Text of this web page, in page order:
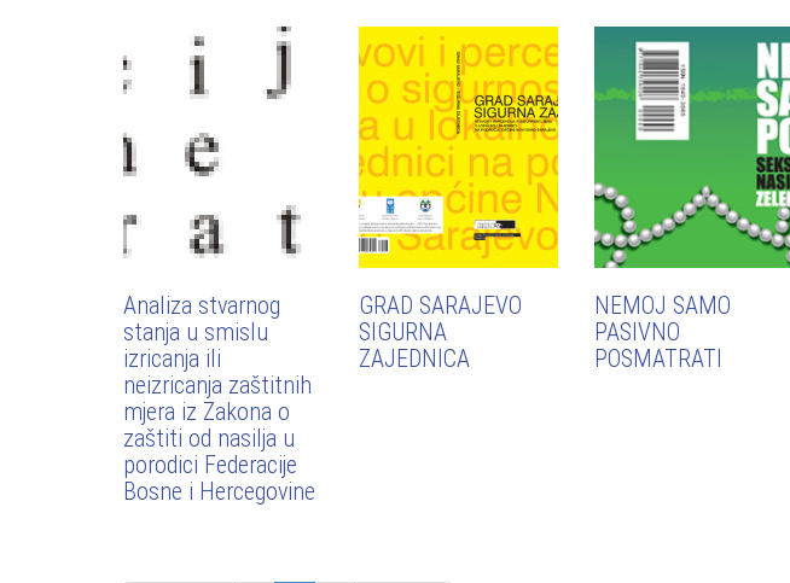
Analiza stvarnog
stanja u smislu
izricanja ili
neizricanja zaštitnih
mjera iz Zakona o
zaštiti od nasilja u
porodici Federacije
Bosne i Hercegovine
GRAD SARAJEVO
SIGURNA
ZAJEDNICA
NEMOJ SAMO
PASIVNO
POSMATRATI